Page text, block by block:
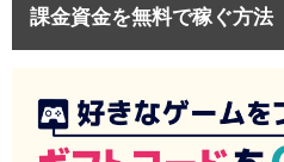
課金資金を無料で稼ぐ方法